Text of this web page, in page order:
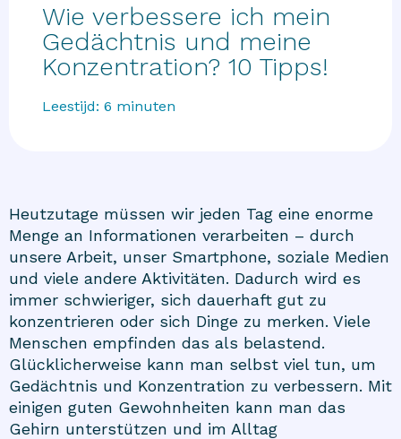
Wie verbessere ich mein
Gedächtnis und meine
Konzentration? 10 Tipps!
Leestijd:6 minuten
Heutzutage müssen wir jeden Tag eine enorme
Menge an Informationen verarbeiten – durch
unsere Arbeit, unser Smartphone, soziale Medien
und viele andere Aktivitäten. Dadurch wird es
immer schwieriger, sich dauerhaft gut zu
konzentrieren oder sich Dinge zu merken. Viele
Menschen empfinden das als belastend.
Glücklicherweise kann man selbst viel tun, um
Gedächtnis und Konzentration zu verbessern. Mit
einigen guten Gewohnheiten kann man das
Gehirn unterstützen und im Alltag